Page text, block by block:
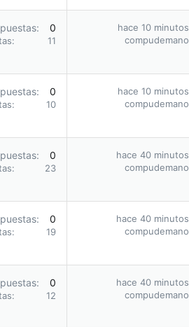
0
11
hace 10 minutos
compudemano
0
10
hace 10 minutos
compudemano
0
23
hace 40 minutos
compudemano
0
19
hace 40 minutos
compudemano
0
12
hace 40 minutos
compudemano